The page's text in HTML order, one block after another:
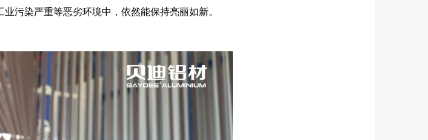
污染严重等恶劣环境中，依然能保持亮丽如新。